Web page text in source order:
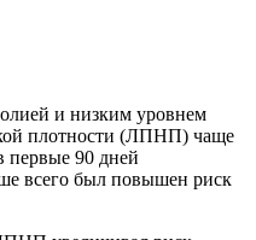
и низким уровнем
плотности (ЛПНП) чаще
первые 90 дней
всего был повышен риск